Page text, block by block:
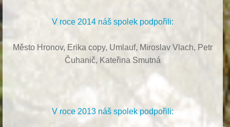
V roce 2014 náš spolek podpořili:
Město Hronov, Erika copy, Umlauf, Miroslav Vlach, Petr
Čuhanič, Kateřina Smutná
V roce 2013 náš spolek podpořili: